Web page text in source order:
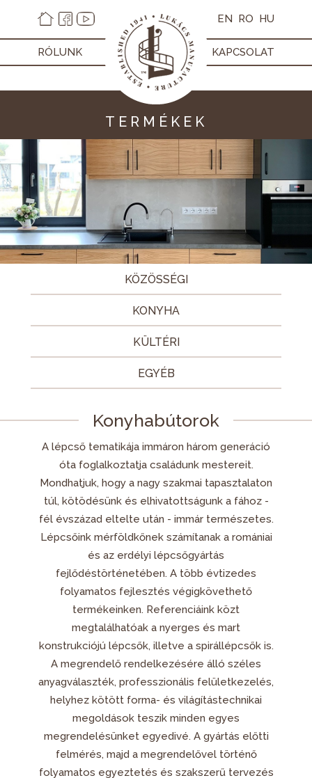
RÓLUNK
EN RO HU
KAPCSOLAT
TERMÉKEK
KÖZÖSSÉGI
KONYHA
KÜLTÉRI
EGYÉB
Konyhabútorok
A lépcső tematikája immáron három generáció
óta foglalkoztatja családunk mestereit.
Mondhatjuk, hogy a nagy szakmai tapasztalaton
túl, kötödésünk és elhivatottságunk a fához -
fél évszázad eltelte után - immár természetes.
Lépcsőink mérföldkőnek számítanak a romániai
és az erdélyi lépcsőgyártás
fejlődéstörténetében. A több évtizedes​
folyamatos fejlesztés végigkövethető
termékeinken. Referenciáink közt
megtalálhatóak a nyerges és mart
konstrukciójú lépcsők, illetve a spirállépcsők is.
A megrendelő rendelkezésére álló széles
anyagválaszték, professzionális felületkezelés,
helyhez kötött forma- és világítástechnikai
megoldások teszik minden egyes
megrendelésünket egyedivé. A gyártás előtti
felmérés, majd a megrendelővel történő
folyamatos egyeztetés és szakszerű tervezés